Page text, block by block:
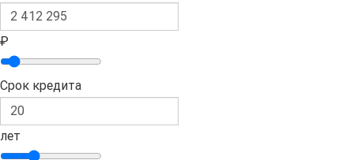
₽
Срок кредита
лет